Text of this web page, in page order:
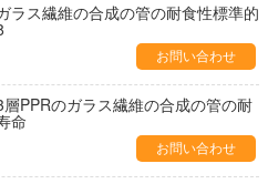
ラス繊維の合成の管の耐食性標準的
お問い合わせ
PPRのガラス繊維の合成の管の耐
命
お問い合わせ